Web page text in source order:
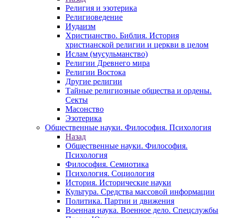
Религия и эзотерика
Религиоведение
Иудаизм
Христианство. Библия. История
христианской религии и церкви в целом
Ислам (мусульманство)
Религии Древнего мира
Религии Востока
Другие религии
Тайные религиозные общества и ордены.
Секты
Масонство
Эзотерика
Общественные науки. Философия. Психология
Назад
Общественные науки. Философия.
Психология
Философия. Семиотика
Психология. Социология
История. Исторические науки
Культура. Средства массовой информации
Политика. Партии и движения
Военная наука. Военное дело. Спецслужбы